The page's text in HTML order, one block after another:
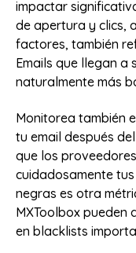
impactar
de apertura y clics,
factores, también
Emails que llegan a
naturalmente más
Monitorea también
tu email después
que los
cuidadosamente
negras es otra
MXToolbox pueden
en blacklists